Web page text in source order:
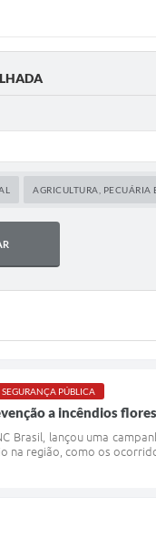
AGRICULTURA, PECUÁRIA
SEGURANÇA PÚBLICA
a incêndios
Brasil, lançou uma
região, como os